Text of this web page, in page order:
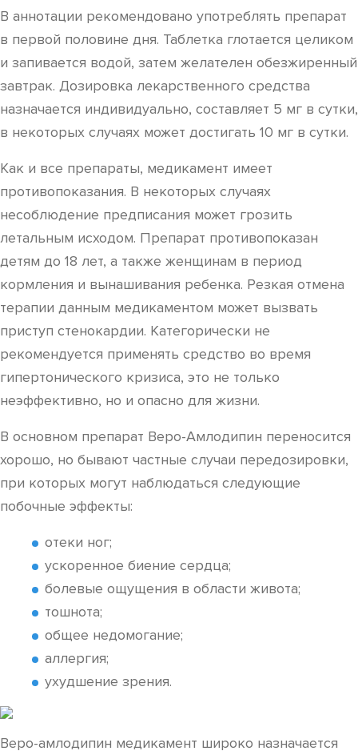
В аннотации рекомендовано употреблять препарат
в первой половине дня. Таблетка глотается целиком
и запивается водой, затем желателен обезжиренный
завтрак. Дозировка лекарственного средства
назначается индивидуально, составляет 5 мг в сутки,
в некоторых случаях может достигать 10 мг в сутки.
Как и все препараты, медикамент имеет
противопоказания. В некоторых случаях
несоблюдение предписания может грозить
летальным исходом. Препарат противопоказан
детям до 18 лет, а также женщинам в период
кормления и вынашивания ребенка. Резкая отмена
терапии данным медикаментом может вызвать
приступ стенокардии. Категорически не
рекомендуется применять средство во время
гипертонического кризиса, это не только
неэффективно, но и опасно для жизни.
В основном препарат Веро-Амлодипин переносится
хорошо, но бывают частные случаи передозировки,
при которых могут наблюдаться следующие
побочные эффекты:
отеки ног;
ускоренное биение сердца;
болевые ощущения в области живота;
тошнота;
общее недомогание;
аллергия;
ухудшение зрения.
Веро-амлодипин медикамент широко назначается